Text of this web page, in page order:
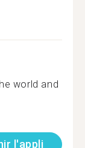
world and
l'appli